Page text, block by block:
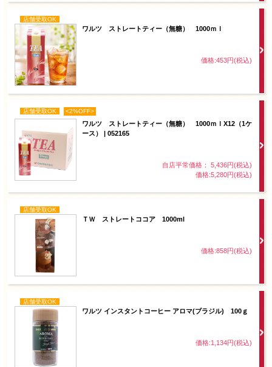
店舗受取OK
ワルツ ストレートティー（無糖） 1000ｍｌ
価格:453円(税込)
店舗受取OK <2%OFF>
ワルツ ストレートティー（無糖） 1000ｍｌX12（1ケ
ース） | 052165
自店平常価格： 5,436円(税込)
価格:5,280円(税込)
店舗受取OK
ＴＷ ストレートココア 1000ml
価格:858円(税込)
店舗受取OK
ワルツ インスタントコーヒー アロマ(ブラジル) 100ｇ
価格:1,134円(税込)